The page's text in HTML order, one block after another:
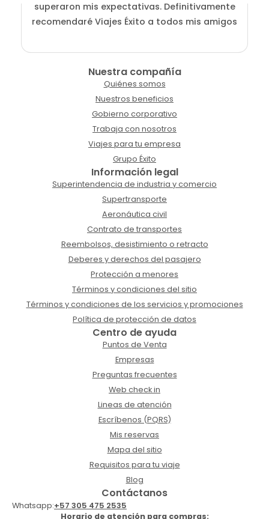
superaron mis expectativas. Definitivamente
recomendaré Viajes Éxito a todos mis amigos
Nuestra compañía
Quiénes somos
Nuestros beneficios
Gobierno corporativo
Trabaja con nosotros
Viajes para tu empresa
Grupo Éxito
Información legal
Superintendencia de industria y comercio
Supertransporte
Aeronáutica civil
Contrato de transportes
Reembolsos, desistimiento o retracto
Deberes y derechos del pasajero
Protección a menores
Términos y condiciones del sitio
Términos y condiciones de los servicios y promociones
Política de protección de datos
Centro de ayuda
Puntos de Venta
Empresas
Preguntas frecuentes
Web check in
Lineas de atención
Escríbenos (PQRS)
Mis reservas
Mapa del sitio
Requisitos para tu viaje
Blog
Contáctanos
Whatsapp:+57 305 475 2535
Horario de atención para compras: